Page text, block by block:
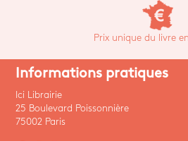
Prix unique du livre
Informations pratiques
Ici Librairie
25 Boulevard Poissonnière
75002 Paris